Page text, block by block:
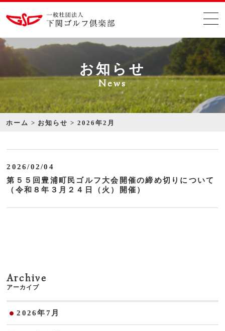
お知らせ
News
ホーム お知らせ 2026年2月
2026/02/04
第５５回豊浦町民ゴルフ大会開催の締め切りについて
（令和８年３月２４日（火）開催）
Archive
アーカイブ
2026年7月